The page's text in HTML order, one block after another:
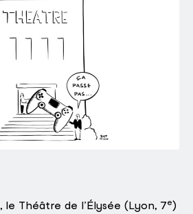
le Théâtre de l’Élysée (Lyon, 7e)